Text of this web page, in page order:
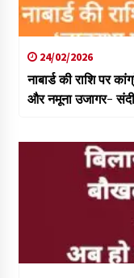
24/02/2026
नाबार्ड की राशि पर
और नमूना उजागर-